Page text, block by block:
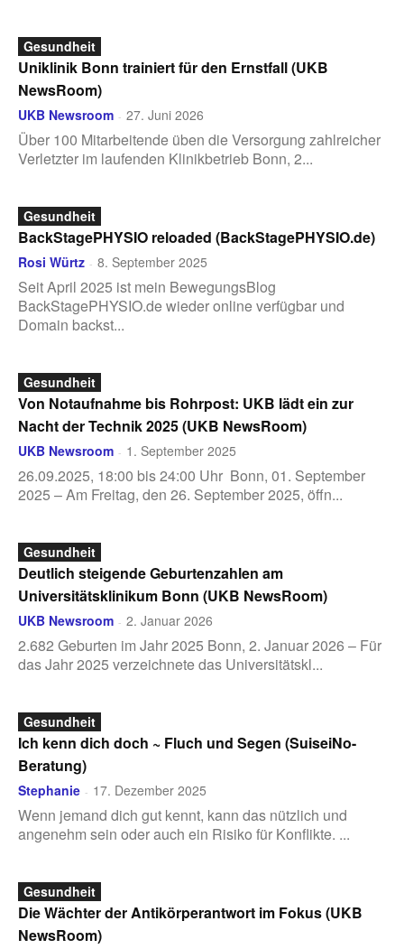
Gesundheit
Uniklinik Bonn trainiert für den Ernstfall (UKB
NewsRoom)
UKB Newsroom - 27. Juni 2026
Über 100 Mitarbeitende üben die Versorgung zahlreicher
Verletzter im laufenden Klinikbetrieb Bonn, 2...
Gesundheit
BackStagePHYSIO reloaded (BackStagePHYSIO.de)
Rosi Würtz - 8. September 2025
Seit April 2025 ist mein BewegungsBlog
BackStagePHYSIO.de wieder online verfügbar und
Domain backst...
Gesundheit
Von Notaufnahme bis Rohrpost: UKB lädt ein zur
Nacht der Technik 2025 (UKB NewsRoom)
UKB Newsroom - 1. September 2025
26.09.2025, 18:00 bis 24:00 Uhr Bonn, 01. September
2025 – Am Freitag, den 26. September 2025, öffn...
Gesundheit
Deutlich steigende Geburtenzahlen am
Universitätsklinikum Bonn (UKB NewsRoom)
UKB Newsroom - 2. Januar 2026
2.682 Geburten im Jahr 2025 Bonn, 2. Januar 2026 – Für
das Jahr 2025 verzeichnete das Universitätskl...
Gesundheit
Ich kenn dich doch ~ Fluch und Segen (SuiseiNo-
Beratung)
Stephanie - 17. Dezember 2025
Wenn jemand dich gut kennt, kann das nützlich und
angenehm sein oder auch ein Risiko für Konflikte. ...
Gesundheit
Die Wächter der Antikörperantwort im Fokus (UKB
NewsRoom)